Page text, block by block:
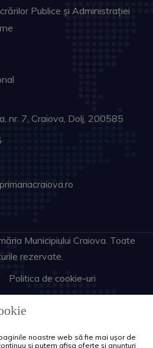
Publice și Administrației
nr. 7, Craiova, Dolj, 200585
Municipiului Craiova. Toate
rezervate.
Politica de cookie-uri
noastre web să fie mai ușor de
și putem afișa oferte și anunțuri